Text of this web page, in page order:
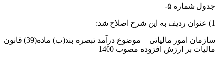
جدول شماره ۵-
1) عنوان ردیف به این شرح اصلاح شد:
سازمان امور مالیاتی – موضوع درآمد تبصره بند(ب) ماده(39) قانون
مالیات بر ارزش افزوده مصوب 1400